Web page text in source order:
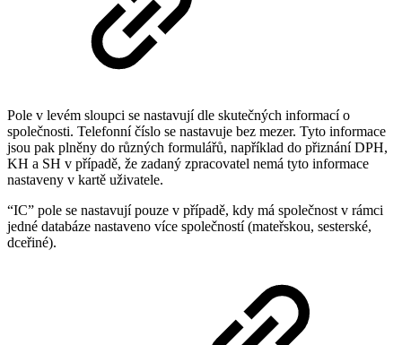
Pole v levém sloupci se nastavují dle skutečných informací o
společnosti. Telefonní číslo se nastavuje bez mezer. Tyto informace
jsou pak plněny do různých formulářů, například do přiznání DPH,
KH a SH v případě, že zadaný zpracovatel nemá tyto informace
nastaveny v kartě uživatele.
“IC” pole se nastavují pouze v případě, kdy má společnost v rámci
jedné databáze nastaveno více společností (mateřskou, sesterské,
dceřiné).